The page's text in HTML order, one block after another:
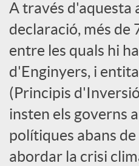
a
l
s
A través d'aquesta
declaració, més de
entre les quals hi
d'Enginyers, i
(Principis
insten els governs
polítiques abans
abordar la crisi